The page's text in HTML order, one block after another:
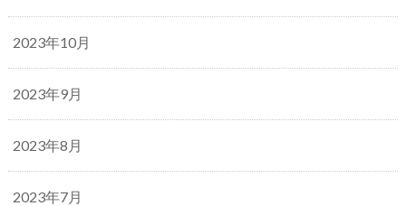
2023年10月
2023年9月
2023年8月
2023年7月